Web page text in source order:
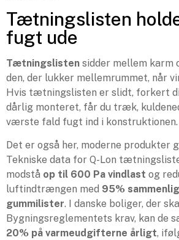
Tætningslisten
fugt ude
Tætningslisten sidder mellem karm
den, der lukker mellemrummet, når
Hvis tætningslisten er slidt, forkert
dårlig monteret, får du træk,
værste fald fugt ind i konstruktionen.
Det er også her, moderne produkter
Tekniske data for Q-Lon
modstå op til 600 Pa vindlast og
luftindtrængen med 95%
gummilister. I danske boliger, der
Bygningsreglementets krav, kan de
20% på varmeudgifterne årligt,